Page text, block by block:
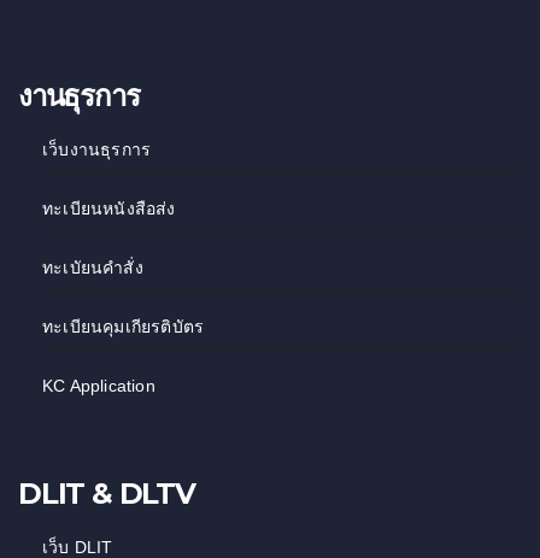
งานธุรการ
เว็บงานธุรการ
ทะเบียนหนังสือส่ง
ทะเบัยนคำสั่ง
ทะเบียนคุมเกียรติบัตร
KC Application
DLIT & DLTV
เว็บ DLIT